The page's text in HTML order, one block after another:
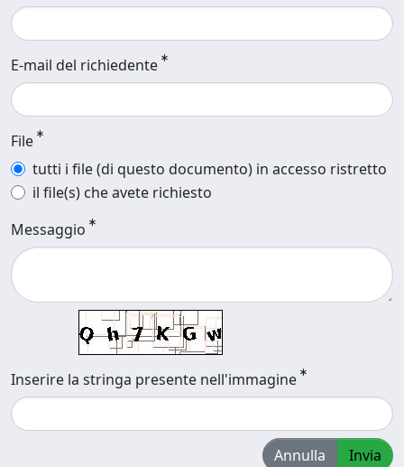
E-mail del richiedente
File
tutti i file (di questo documento) in accesso ristretto
il file(s) che avete richiesto
Messaggio
Inserire la stringa presente nell'immagine
Annulla Invia